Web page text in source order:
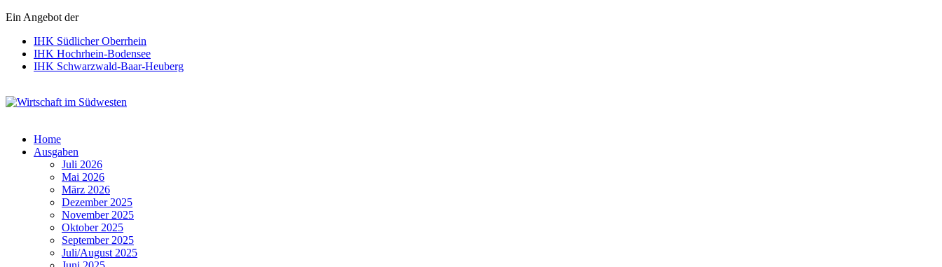
Ein Angebot der
IHK Südlicher Oberrhein
IHK Hochrhein-Bodensee
IHK Schwarzwald-Baar-Heuberg
Home
Ausgaben
Juli 2026
Mai 2026
März 2026
Dezember 2025
November 2025
Oktober 2025
September 2025
Juli/August 2025